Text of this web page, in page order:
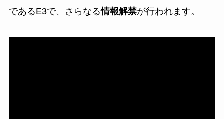
であるE3で、さらなる情報解禁が行われます。